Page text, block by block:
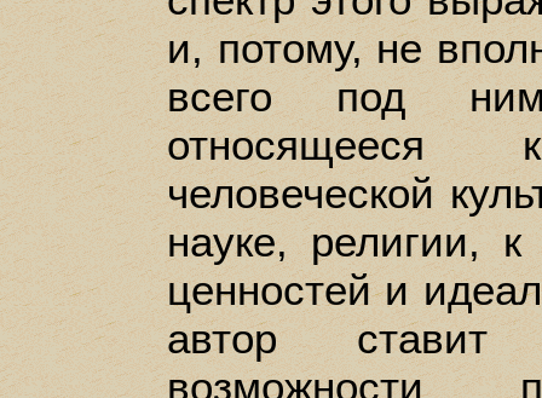
и, потому, не
всего под
человеческой
науке, религии,
ценностей и
автор ставит
возможности